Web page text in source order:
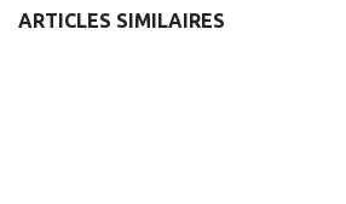
ARTICLES SIMILAIRES